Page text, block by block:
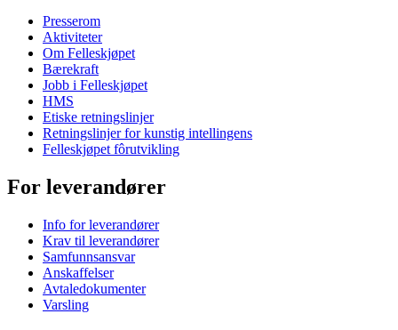
Presserom
Aktiviteter
Om Felleskjøpet
Bærekraft
Jobb i Felleskjøpet
HMS
Etiske retningslinjer
Retningslinjer for kunstig intellingens
Felleskjøpet fôrutvikling
For leverandører
Info for leverandører
Krav til leverandører
Samfunnsansvar
Anskaffelser
Avtaledokumenter
Varsling